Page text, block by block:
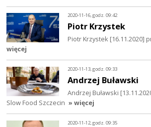
2020-11-16, godz. 09:42
Piotr Krzystek
Piotr Krzystek [16.11.2020]
więcej
2020-11-13, godz. 09:33
Andrzej Buławski
Andrzej Buławski
Slow Food Szczecin » więcej
2020-11-12, godz. 09:35